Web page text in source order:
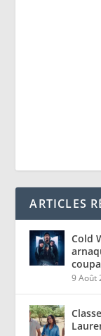
ARTICLES
Cold
9 Août